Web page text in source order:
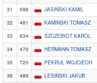
31
598 JASIŃSKI KAMIL
32
481 KAMIŃSKI TOMASZ
33
634 SZCZEBIOT KAROL
34
470 HERMANN TOMASZ
35
720 PEKRUL WOJCIECH
36
489 LESIŃSKI JAKUB